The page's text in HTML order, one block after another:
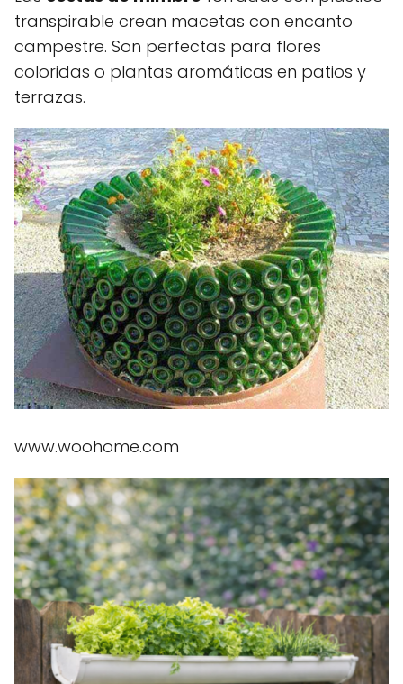
transpirable crean macetas con encanto
campestre. Son perfectas para flores
coloridas o plantas aromáticas en patios y
terrazas.
www.woohome.com